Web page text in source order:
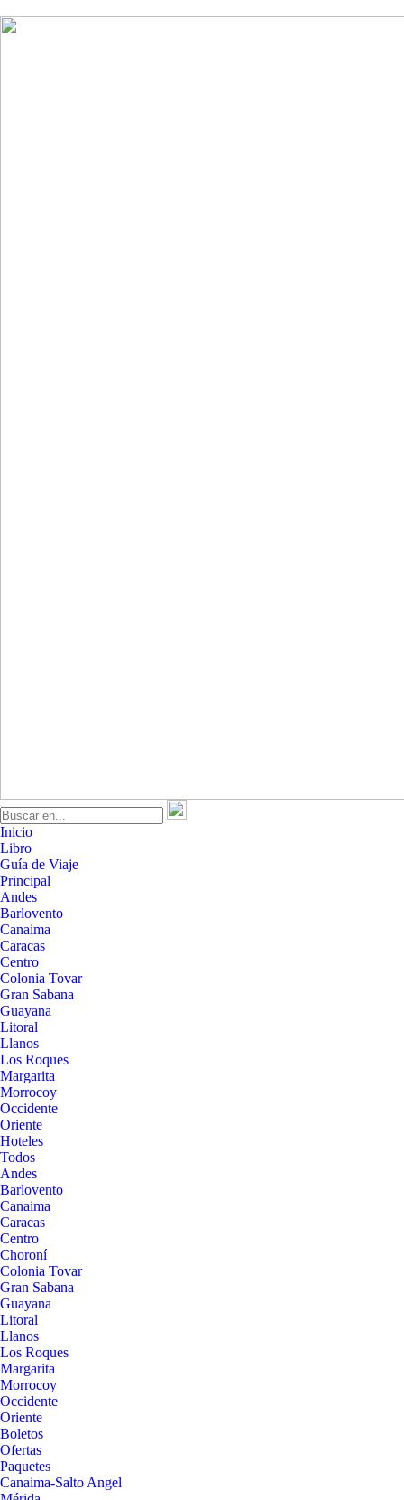
Inicio
Libro
Guía de Viaje
Principal
Andes
Barlovento
Canaima
Caracas
Centro
Colonia Tovar
Gran Sabana
Guayana
Litoral
Llanos
Los Roques
Margarita
Morrocoy
Occidente
Oriente
Hoteles
Todos
Andes
Barlovento
Canaima
Caracas
Centro
Choroní
Colonia Tovar
Gran Sabana
Guayana
Litoral
Llanos
Los Roques
Margarita
Morrocoy
Occidente
Oriente
Boletos
Ofertas
Paquetes
Canaima-Salto Angel